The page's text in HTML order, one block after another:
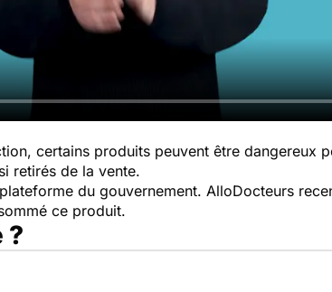
certains produits peuvent être dangereux
retirés de la vente.
du gouvernement. AlloDocteurs
ce produit.
?